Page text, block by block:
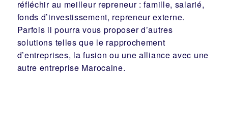
réfléchir au meilleur repreneur:famille, salarié,
fonds d’investissement, repreneur externe.
Parfois il pourra vous proposer d’autres
solutions telles que le rapprochement
d’entreprises, lafusion ou unealliance avec une
autre entreprise Marocaine.